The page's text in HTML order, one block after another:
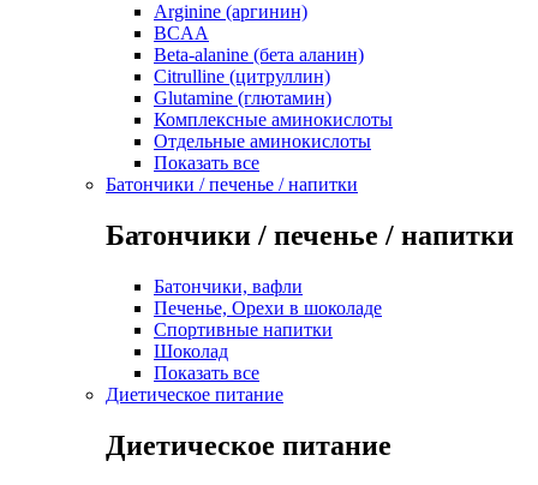
Arginine (аргинин)
BCAA
Beta-alanine (бета аланин)
Citrulline (цитруллин)
Glutamine (глютамин)
Комплексные аминокислоты
Отдельные аминокислоты
Показать все
Батончики / печенье / напитки
Батончики / печенье / напитки
Батончики, вафли
Печенье, Орехи в шоколаде
Спортивные напитки
Шоколад
Показать все
Диетическое питание
Диетическое питание